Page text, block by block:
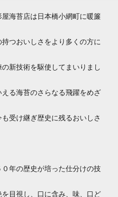
海苔店は日本橋小網町に暖簾
つおいしさをより多くの方に
新技術を駆使してまいりまし
える海苔のさらなる飛躍をめざ
受け継ぎ歴史に残るおいしさ
年の歴史が培った仕分けの技
目視し、口に含み、味、口ど